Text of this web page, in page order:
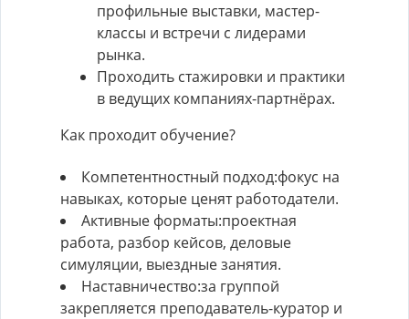
профильные выставки, мастер-
классы и встречи с лидерами
рынка.
Проходить стажировки и практики
в ведущих компаниях-партнёрах.
Как проходит обучение?
Компетентностный подход:фокус на
навыках, которые ценят работодатели.
Активные форматы:проектная
работа, разбор кейсов, деловые
симуляции, выездные занятия.
Наставничество:за группой
закрепляется преподаватель-куратор и